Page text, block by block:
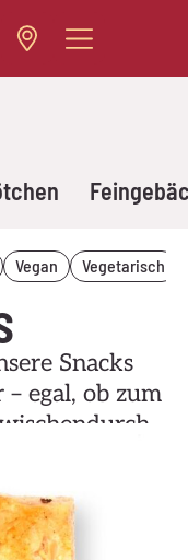
Vegan Vegetarisch
Snacks
egal, ob zum